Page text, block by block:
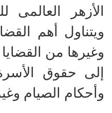
الأزهر العالمى
ويتناول أهم
وغيرها من
إلى حقوق
وأحكام الصيام